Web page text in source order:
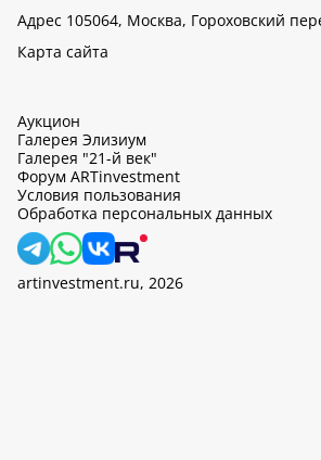
Адрес 105064, Москва, Гороховский
Карта сайта
Аукцион
Галерея Элизиум
Галерея "21-й век"
Форум ARTinvestment
Условия пользования
Обработка персональных данных
artinvestment.ru, 2026